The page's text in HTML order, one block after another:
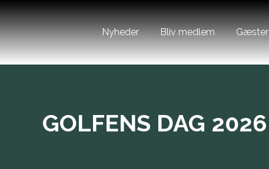
Nyheder Bliv medlem Gæster
GOLFENS DAG 2026